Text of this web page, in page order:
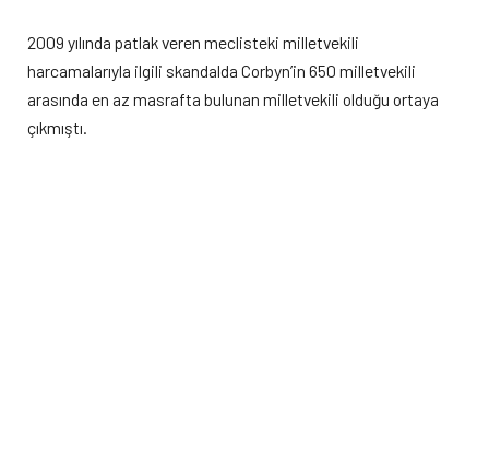
2009 yılında patlak veren meclisteki milletvekili
harcamalarıyla ilgili skandalda Corbyn’in 650 milletvekili
arasında en az masrafta bulunan milletvekili olduğu ortaya
çıkmıştı.